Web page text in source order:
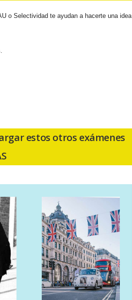
o Selectividad te ayudan a hacerte una idea
estos otros exámenes